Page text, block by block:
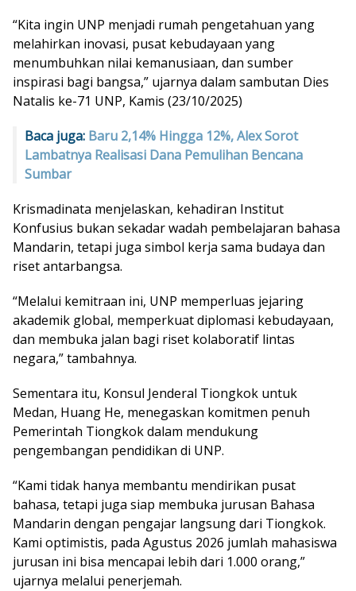
“Kita ingin UNP menjadi rumah pengetahuan yang
melahirkan inovasi, pusat kebudayaan yang
menumbuhkan nilai kemanusiaan, dan sumber
inspirasi bagi bangsa,” ujarnya dalam sambutan Dies
Natalis ke-71 UNP, Kamis (23/10/2025)
Baca juga: Baru 2,14% Hingga 12%, Alex Sorot
Lambatnya Realisasi Dana Pemulihan Bencana
Sumbar
Krismadinata menjelaskan, kehadiran Institut
Konfusius bukan sekadar wadah pembelajaran bahasa
Mandarin, tetapi juga simbol kerja sama budaya dan
riset antarbangsa.
“Melalui kemitraan ini, UNP memperluas jejaring
akademik global, memperkuat diplomasi kebudayaan,
dan membuka jalan bagi riset kolaboratif lintas
negara,” tambahnya.
Sementara itu, Konsul Jenderal Tiongkok untuk
Medan, Huang He, menegaskan komitmen penuh
Pemerintah Tiongkok dalam mendukung
pengembangan pendidikan di UNP.
“Kami tidak hanya membantu mendirikan pusat
bahasa, tetapi juga siap membuka jurusan Bahasa
Mandarin dengan pengajar langsung dari Tiongkok.
Kami optimistis, pada Agustus 2026 jumlah mahasiswa
jurusan ini bisa mencapai lebih dari 1.000 orang,”
ujarnya melalui penerjemah.